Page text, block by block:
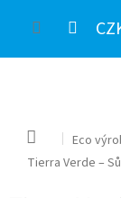
Domů Eco
Tierra Verde –